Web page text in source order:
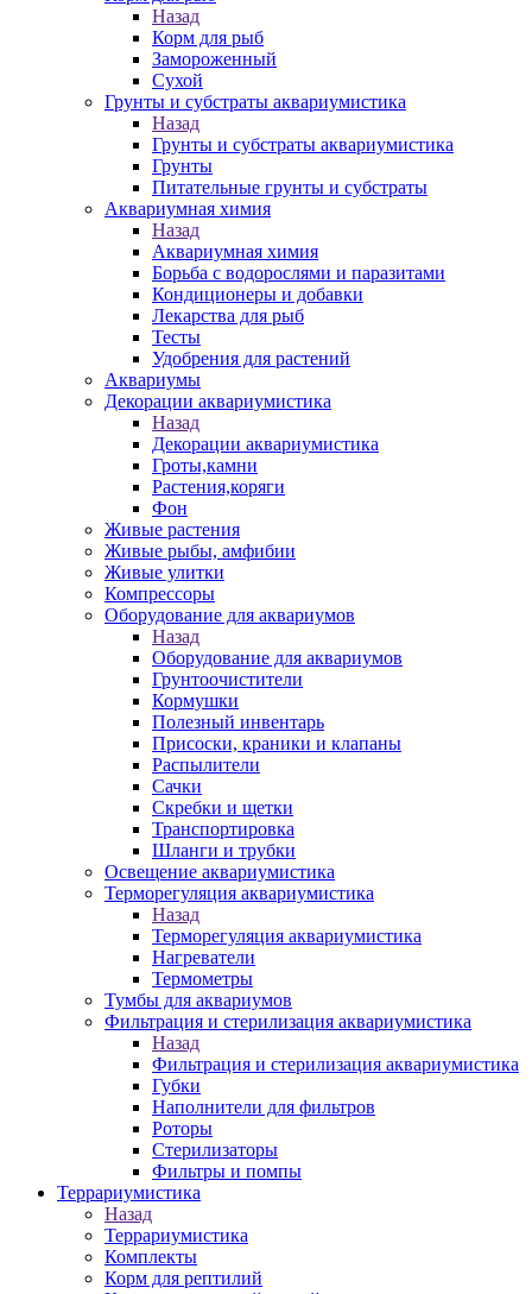
Назад
Корм для рыб
Замороженный
Сухой
Грунты и субстраты аквариумистика
Назад
Грунты и субстраты аквариумистика
Грунты
Питательные грунты и субстраты
Аквариумная химия
Назад
Аквариумная химия
Борьба с водорослями и паразитами
Кондиционеры и добавки
Лекарства для рыб
Тесты
Удобрения для растений
Аквариумы
Декорации аквариумистика
Назад
Декорации аквариумистика
Гроты,камни
Растения,коряги
Фон
Живые растения
Живые рыбы, амфибии
Живые улитки
Компрессоры
Оборудование для аквариумов
Назад
Оборудование для аквариумов
Грунтоочистители
Кормушки
Полезный инвентарь
Присоски, краники и клапаны
Распылители
Сачки
Скребки и щетки
Транспортировка
Шланги и трубки
Освещение аквариумистика
Терморегуляция аквариумистика
Назад
Терморегуляция аквариумистика
Нагреватели
Термометры
Тумбы для аквариумов
Фильтрация и стерилизация аквариумистика
Назад
Фильтрация и стерилизация аквариумистика
Губки
Наполнители для фильтров
Роторы
Стерилизаторы
Фильтры и помпы
Террариумистика
Назад
Террариумистика
Комплекты
Корм для рептилий